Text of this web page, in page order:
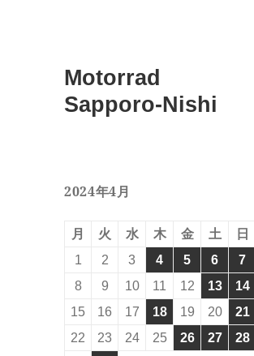
Motorrad
Sapporo-Nishi
2024年4月
月 火 水 木 金 土
日
1
2 3 4 5 6
7
8
9 10 11 12 13
14
15
16 17 18 19 20
21
22
23 24 25 26 27
28